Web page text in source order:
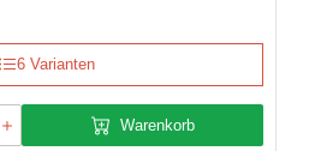
6 Varianten
Warenkorb